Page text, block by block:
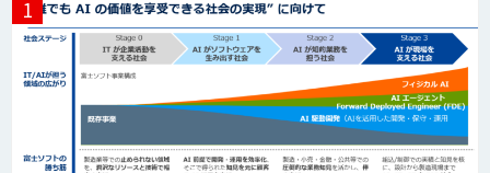
invox受取請求書
書類チェッカー